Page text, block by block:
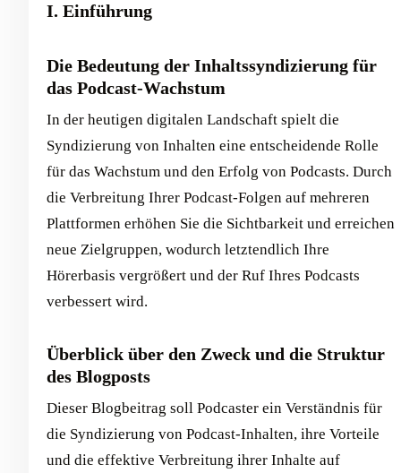
I. Einführung
Die Bedeutung der Inhaltssyndizierung für
das Podcast-Wachstum
In der heutigen digitalen Landschaft spielt die
Syndizierung von Inhalten eine entscheidende Rolle
für das Wachstum und den Erfolg von Podcasts. Durch
die Verbreitung Ihrer Podcast-Folgen auf mehreren
Plattformen erhöhen Sie die Sichtbarkeit und erreichen
neue Zielgruppen, wodurch letztendlich Ihre
Hörerbasis vergrößert und der Ruf Ihres Podcasts
verbessert wird.
Überblick über den Zweck und die Struktur
des Blogposts
Dieser Blogbeitrag soll Podcaster ein Verständnis für
die Syndizierung von Podcast-Inhalten, ihre Vorteile
und die effektive Verbreitung ihrer Inhalte auf